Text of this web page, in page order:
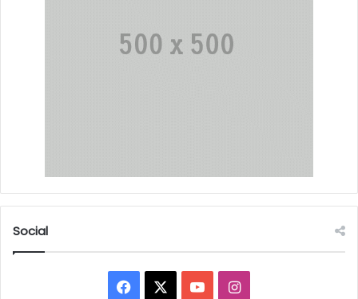
Social
Facebook YouTubeInstagram